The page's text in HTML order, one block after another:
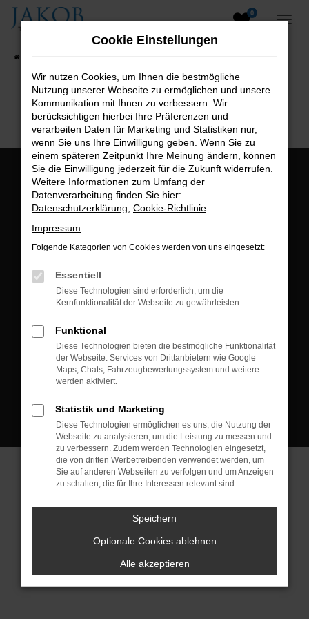
Zum
0
B2B-Shop
Öffnungszeiten:
Montag bis Freitag:
Postadresse:
Kontakt:
Tel.: +49 3745 760 90 20
Fax: +49 3745 760 90 21
Mail: fj@jakob-trading.com
Cookie Einstellungen
© 2026 Jakob Trading GmbH | Neustädter Straße 1 | DE-08223
Neustadt/Vogtland | fj@jakob-trading.com | Webdesign by audaris.de
Cookie Einstellungen
Wir nutzen Cookies, um Ihnen die bestmögliche
Nutzung unserer Webseite zu ermöglichen und unsere
Kommunikation mit Ihnen zu verbessern. Wir
berücksichtigen hierbei Ihre Präferenzen und
verarbeiten Daten für Marketing und Statistiken nur,
wenn Sie uns Ihre Einwilligung geben. Wenn Sie zu
einem späteren Zeitpunkt Ihre Meinung ändern, können
Sie die Einwilligung jederzeit für die Zukunft widerrufen.
Weitere Informationen zum Umfang der
Datenverarbeitung finden Sie hier:
Datenschutzerklärung Cookie-Richtlinie
Impressum
Folgende Kategorien von Cookies werden von uns eingesetzt:
Essentiell
Diese Technologien sind erforderlich, um die
Kernfunktionalität der Webseite zu gewährleisten.
Funktional
Diese Technologien bieten die bestmögliche Funktionalität
der Webseite. Services von Drittanbietern wie Google
Maps, Chats, Fahrzeugbewertungssystem und weitere
werden aktiviert.
Statistik und Marketing
Diese Technologien ermöglichen es uns, die Nutzung der
Webseite zu analysieren, um die Leistung zu messen und
zu verbessern. Zudem werden Technologien eingesetzt,
die von dritten Werbetreibenden verwendet werden, um
Sie auf anderen Webseiten zu verfolgen und um Anzeigen
zu schalten, die für Ihre Interessen relevant sind.
Speichern
Optionale Cookies ablehnen
Alle akzeptieren